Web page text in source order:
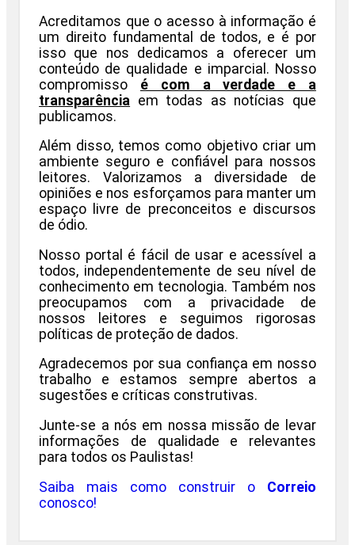
Acreditamos que o acesso à informação é
um direito fundamental de todos, e é por
isso que nos dedicamos a oferecer um
conteúdo de qualidade e imparcial. Nosso
compromisso é com a verdade e a
transparência em todas as notícias que
publicamos.
Além disso, temos como objetivo criar um
ambiente seguro e confiável para nossos
leitores. Valorizamos a diversidade de
opiniões e nos esforçamos para manter um
espaço livre de preconceitos e discursos
de ódio.
Nosso portal é fácil de usar e acessível a
todos, independentemente de seu nível de
conhecimento em tecnologia. Também nos
preocupamos com a privacidade de
nossos leitores e seguimos rigorosas
políticas de proteção de dados.
Agradecemos por sua confiança em nosso
trabalho e estamos sempre abertos a
sugestões e críticas construtivas.
Junte-se a nós em nossa missão de levar
informações de qualidade e relevantes
para todos os Paulistas!
Saiba mais como construir o Correio
conosco!